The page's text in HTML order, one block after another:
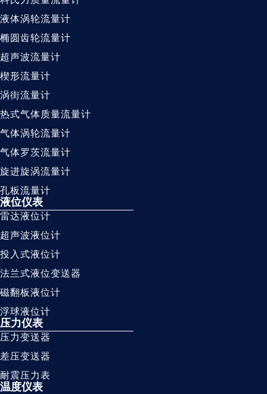
液体涡轮流量计
椭圆齿轮流量计
超声波流量计
楔形流量计
涡街流量计
热式气体质量流量计
气体涡轮流量计
气体罗茨流量计
旋进旋涡流量计
孔板流量计
液位仪表
雷达液位计
超声波液位计
投入式液位计
法兰式液位变送器
磁翻板液位计
浮球液位计
压力仪表
压力变送器
差压变送器
耐震压力表
温度仪表